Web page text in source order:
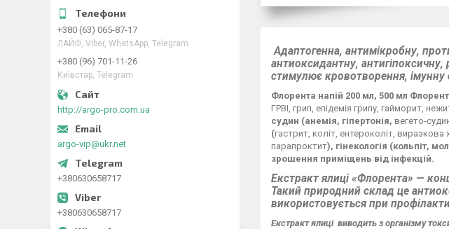
Адаптогенна, антимікробну,
антиоксидантну,
стимулює кровотворення, імунну
Флорента напій 200 мл, 500 мл
ГРВІ, грип, епідемія грипу, гайморит,
судин (анемія, гіпертонія, вегето-
(гастрит, коліт, ентероколіт,
парапроктит), гінекологія (кольпіт,
зрошення приміщень від інфекцій.
Екстракт ялиці «Флорента» —
Такий природний склад це
використовується при
Екстракт ялиці виводить з організму
+380 (63) 065-87-17
ЛАЙФ, Viber, WhatsApp, Telegram
+380 (96) 701-11-26
Київстар, Telegram
http://argo-pro.com.ua
argo-vip@ukr.net
+380630658717
+380630658717